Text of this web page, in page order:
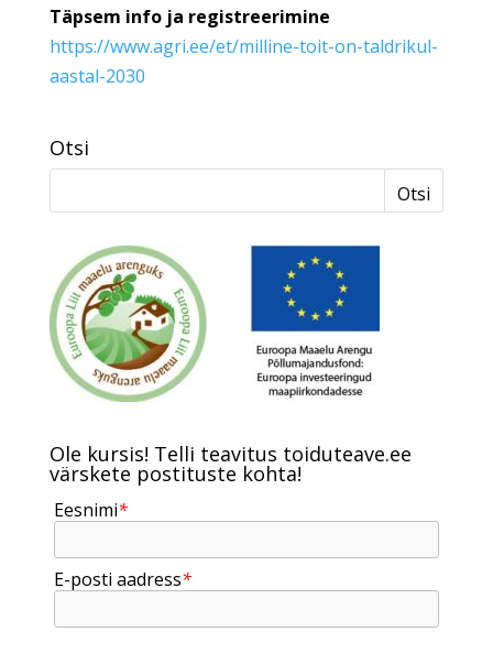
Täpsem info ja registreerimine
https://www.agri.ee/et/milline-toit-on-taldrikul-
aastal-2030
Otsi
Ole kursis! Telli teavitus toiduteave.ee
värskete postituste kohta!
Eesnimi*
E-posti aadress*